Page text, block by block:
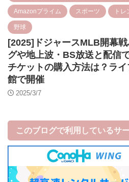
Amazonプライム スポーツ トレ
野球
[2025]ドジャースMLB開幕
グや地上波・BS放送と配信
チケットの購入方法は？ラ
館で開催
2025/3/7
このブログで利用しているサ